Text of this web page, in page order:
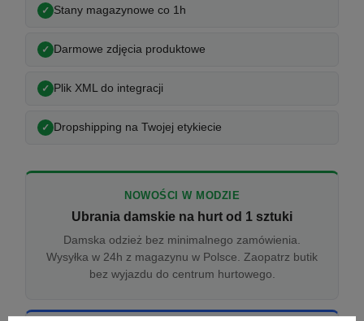
Stany magazynowe co 1h
Darmowe zdjęcia produktowe
Plik XML do integracji
Dropshipping na Twojej etykiecie
NOWOŚCI W MODZIE
Ubrania damskie na hurt od 1 sztuki
Damska odzież bez minimalnego zamówienia.
Wysyłka w 24h z magazynu w Polsce. Zaopatrz butik
bez wyjazdu do centrum hurtowego.